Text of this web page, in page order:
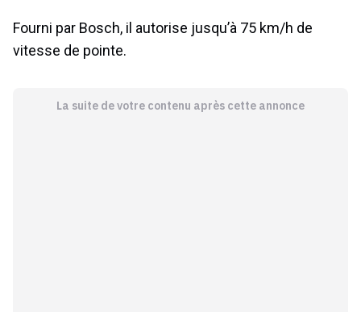
Fourni par Bosch, il autorise jusqu’à 75 km/h de
vitesse de pointe.
La suite de votre contenu après cette annonce